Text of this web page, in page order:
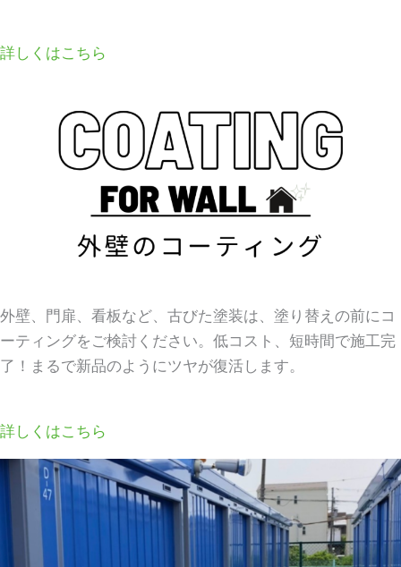
詳しくはこちら
外壁、門扉、看板など、古びた塗装は、塗り替えの前にコ
ーティングをご検討ください。低コスト、短時間で施工完
了！まるで新品のようにツヤが復活します。
詳しくはこちら